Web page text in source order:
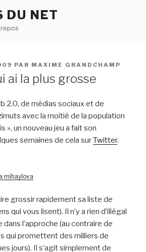
DU NET
PAR MAXIME GRANDCHAMP
ai la plus grosse
2.0, de médias sociaux et de
avec la moitié de la population
», un nouveau jeu a fait son
semaines de cela surTwitter.
mihaylova
grossir rapidement sa liste de
qui vous lisent). Il n’y a rien d’illégal
l’approche (au contraire de
qui promettent des milliers de
jours). Il s’agit simplement de